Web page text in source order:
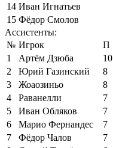
14 Иван Игнатьев
15 Фёдор Смолов
Ассистенты:
№ Игрок
П
1
Артём Дзюба
10
2
Юрий Газинский
8
3
Жоаозиньо
8
4
Раванелли
7
5
Иван Обляков
7
6
Марио Фернандес
7
7
Фёдор Чалов
7